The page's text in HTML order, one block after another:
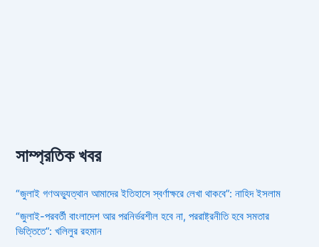
সাম্প্রতিক খবর
“জুলাই গণঅভ্যুত্থান আমাদের ইতিহাসে স্বর্ণাক্ষরে লেখা থাকবে”: নাহিদ ইসলাম
“জুলাই-পরবর্তী বাংলাদেশ আর পরনির্ভরশীল হবে না, পররাষ্ট্রনীতি হবে সমতার
ভিত্তিতে”: খলিলুর রহমান